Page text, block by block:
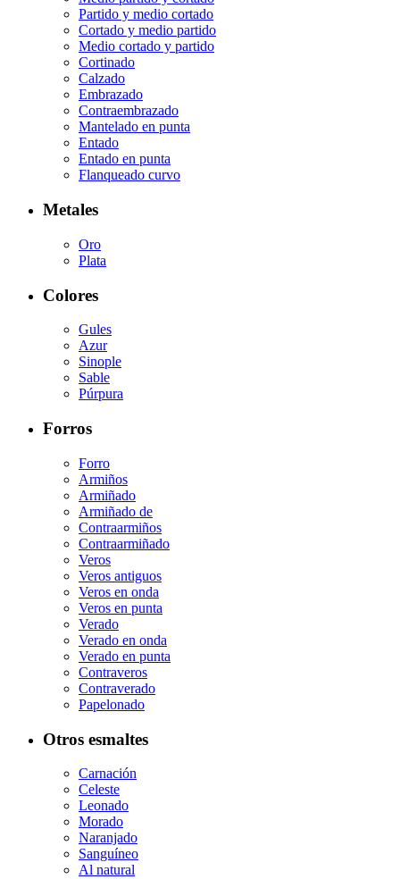
Partido y medio cortado
Cortado y medio partido
Medio cortado y partido
Cortinado
Calzado
Embrazado
Contraembrazado
Mantelado en punta
Entado
Entado en punta
Flanqueado curvo
Metales
Oro
Plata
Colores
Gules
Azur
Sinople
Sable
Púrpura
Forros
Forro
Armiños
Armiñado
Armiñado de
Contraarmiños
Contraarmiñado
Veros
Veros antiguos
Veros en onda
Veros en punta
Verado
Verado en onda
Verado en punta
Contraveros
Contraverado
Papelonado
Otros esmaltes
Carnación
Celeste
Leonado
Morado
Naranjado
Sanguíneo
Al natural